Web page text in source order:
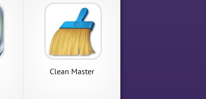
Battery Doctor
Battery Doctor Apk indir
APK İndir
Clean Master